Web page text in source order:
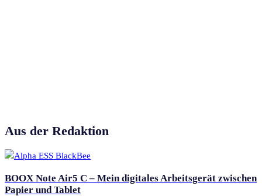
Aus der Redaktion
BOOX Note Air5 C – Mein digitales Arbeitsgerät zwischen
Papier und Tablet